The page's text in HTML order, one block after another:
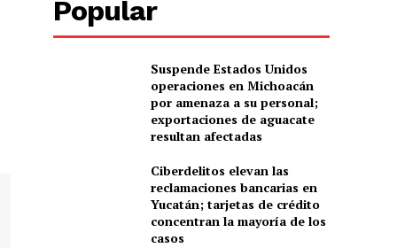
Popular
Suspende Estados Unidos
operaciones en Michoacán
por amenaza a su personal;
exportaciones de aguacate
resultan afectadas
Ciberdelitos elevan las
reclamaciones bancarias en
Yucatán; tarjetas de crédito
concentran la mayoría de los
casos